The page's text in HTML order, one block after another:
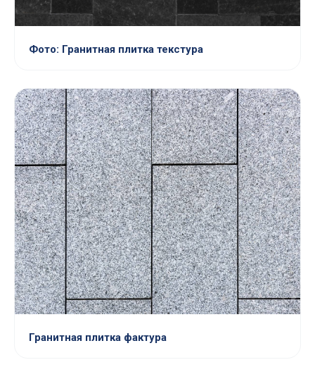
Фото: Гранитная плитка текстура
Гранитная плитка фактура